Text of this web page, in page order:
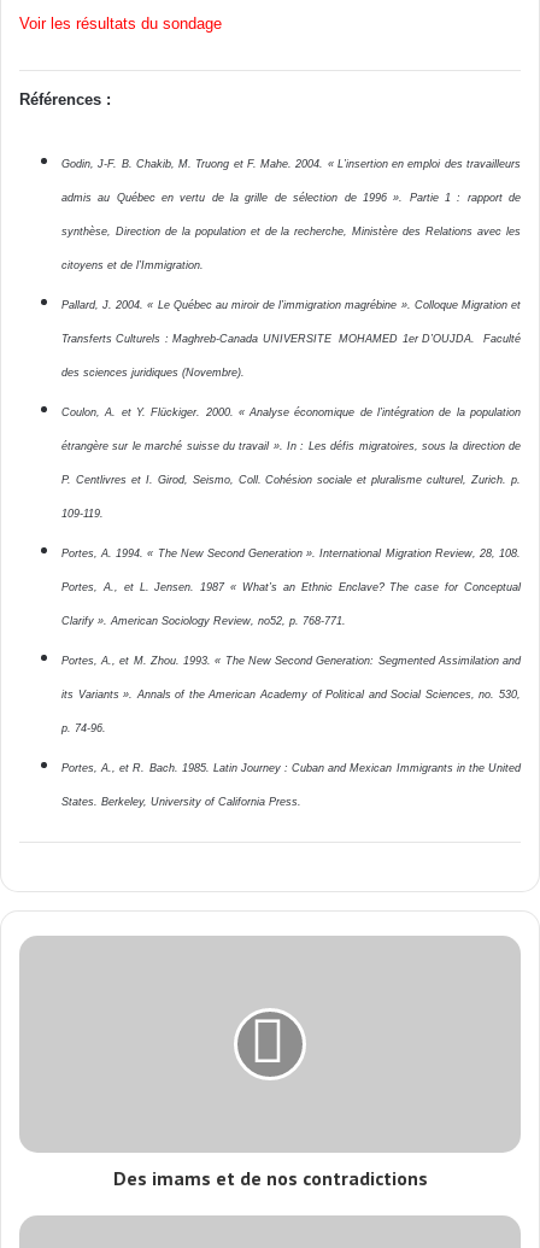
Voir les résultats du sondage
Références :
Godin, J-F. B. Chakib, M. Truong et F. Mahe. 2004. « L’insertion en emploi des travailleurs
admis au Québec en vertu de la grille de sélection de 1996 ». Partie 1 : rapport de
synthèse, Direction de la population et de la recherche, Ministère des Relations avec les
citoyens et de l’Immigration.
Pallard, J. 2004. « Le Québec au miroir de l’immigration magrébine ». Colloque Migration et
Transferts Culturels : Maghreb-Canada UNIVERSITE MOHAMED 1er D’OUJDA. Faculté
des sciences juridiques (Novembre).
Coulon, A. et Y. Flückiger. 2000. « Analyse économique de l’intégration de la population
étrangère sur le marché suisse du travail ». In : Les défis migratoires, sous la direction de
P. Centlivres et I. Girod, Seismo, Coll. Cohésion sociale et pluralisme culturel, Zurich. p.
109-119.
Portes, A. 1994. « The New Second Generation ». International Migration Review, 28, 108.
Portes, A., et L. Jensen. 1987 « What’s an Ethnic Enclave? The case for Conceptual
Clarify ». American Sociology Review, no52, p. 768-771.
Portes, A., et M. Zhou. 1993. « The New Second Generation: Segmented Assimilation and
its Variants ». Annals of the American Academy of Political and Social Sciences, no. 530,
p. 74-96.
Portes, A., et R. Bach. 1985. Latin Journey : Cuban and Mexican Immigrants in the United
States. Berkeley, University of California Press.
Des imams et de nos contradictions